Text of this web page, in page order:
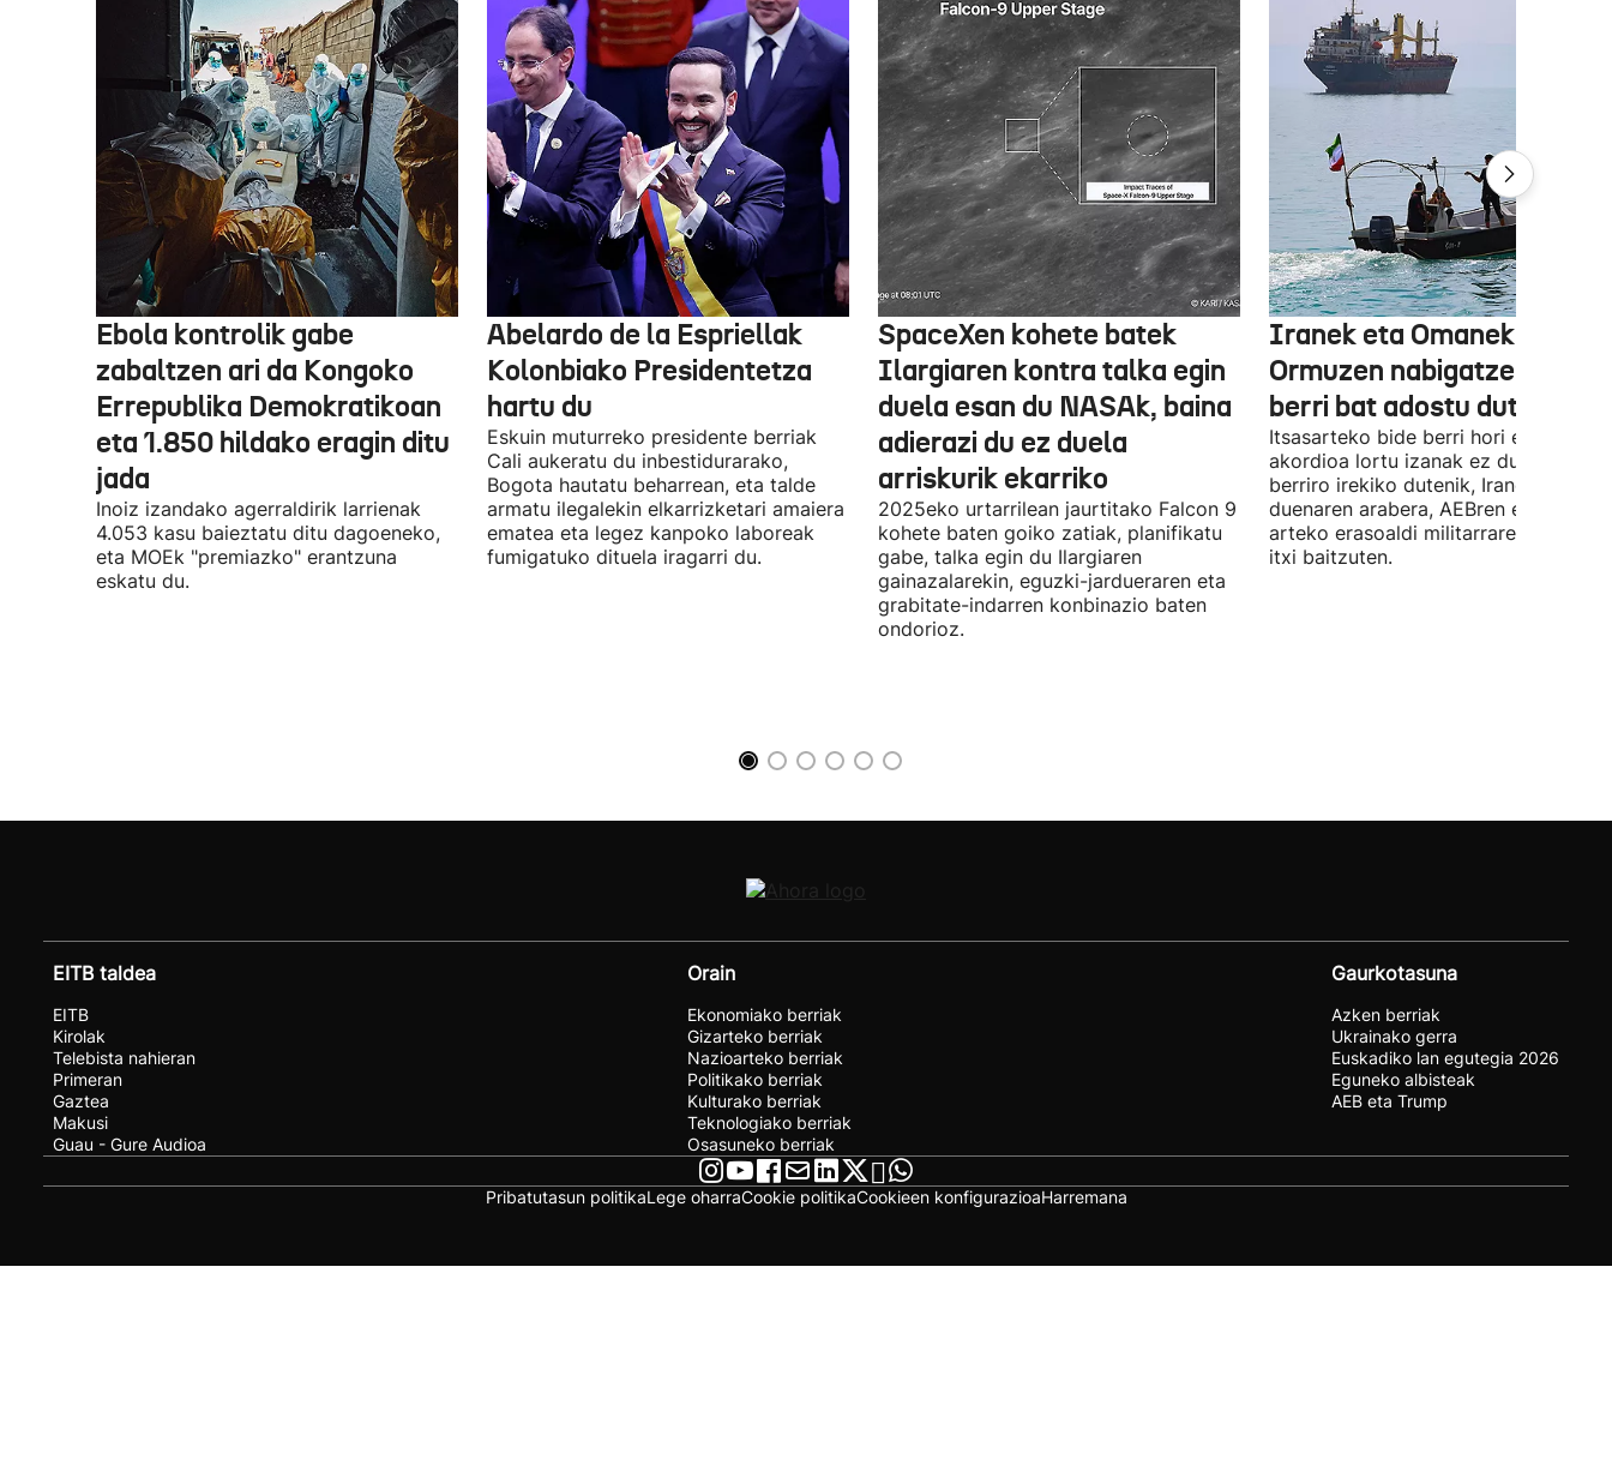
Ebola kontrolik gabe
zabaltzen ari da Kongoko
Errepublika Demokratikoan
eta 1.850 hildako eragin ditu
jada
Inoiz izandako agerraldirik larrienak
4.053 kasu baieztatu ditu dagoeneko,
eta MOEk "premiazko" erantzuna
eskatu du.
Abelardo de la Espriellak
Kolonbiako Presidentetza
hartu du
Eskuin muturreko presidente berriak
Cali aukeratu du inbestidurarako,
Bogota hautatu beharrean, eta talde
armatu ilegalekin elkarrizketari amaiera
ematea eta legez kanpoko laboreak
fumigatuko dituela iragarri du.
SpaceXen kohete batek
Ilargiaren kontra talka egin
duela esan du NASAk, baina
adierazi du ez duela
arriskurik ekarriko
2025eko urtarrilean jaurtitako Falcon 9
kohete baten goiko zatiak, planifikatu
gabe, talka egin du Ilargiaren
gainazalarekin, eguzki-jardueraren eta
grabitate-indarren konbinazio baten
ondorioz.
Iranek eta Omanek
Ormuzen nabigatzeko bide
berri bat adostu dute
Itsasarteko bide berri hori egiteko
akordioa lortu izanak ez du esan nahi
berriro irekiko dutenik, Iranek
duenaren arabera, AEBren eta
arteko erasoaldi militarraren
itxi baitzuten.
EITB taldea
EITB
Kirolak
Telebista nahieran
Primeran
Gaztea
Makusi
Guau - Gure Audioa
Orain
Ekonomiako berriak
Gizarteko berriak
Nazioarteko berriak
Politikako berriak
Kulturako berriak
Teknologiako berriak
Osasuneko berriak
Gaurkotasuna
Azken berriak
Ukrainako gerra
Euskadiko lan egutegia 2026
Eguneko albisteak
AEB eta Trump
Pribatutasun politikaLege oharraCookie politikaCookieen konfigurazioaHarremana